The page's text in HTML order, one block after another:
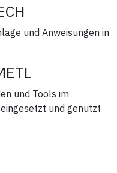
und Anweisungen in
und Tools im
und genutzt